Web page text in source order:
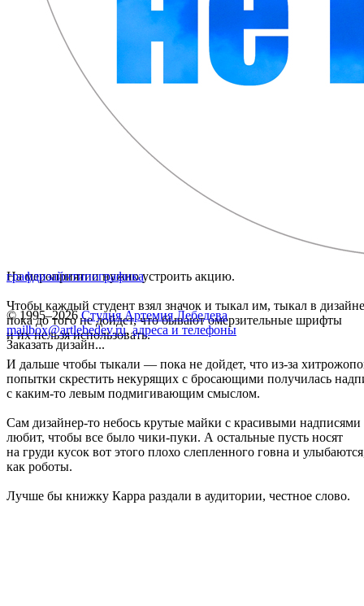
На мероприятии нужно устроить акцию.
Чтобы каждый студент взял значок и тыкал им, тыкал в
пока до того не дойдет, что бывают омерзительные шрифты
и их нельзя использовать.
И дальше чтобы тыкали — пока не дойдет, что из-за
попытки скрестить некурящих с бросающими получилась
с каким-то левым подмигивающим смыслом.
Сам дизайнер-то небось крутые майки с красивыми надписями
любит, чтобы все было чики-пуки. А остальные пусть носят
на груди кусок вот этого плохо слепленного говна и
как роботы.
Лучше бы книжку Карра раздали в аудитории, честное слово.
графдизайнтипографика
© 1995–2026 Студия Артемия Лебедева
mailbox@artlebedev.ru, адреса и телефоны
Заказать дизайн...